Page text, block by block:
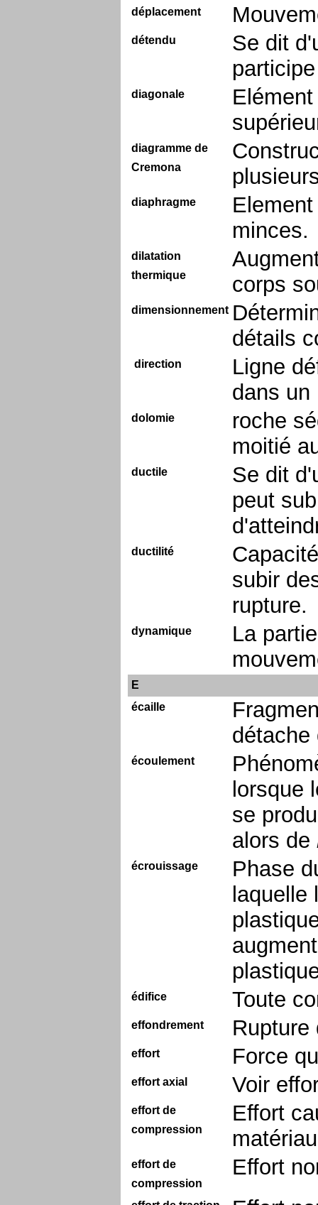
déplacement
détendu
Se dit
diagonale
diagramme de
Cremona
diaphragme
minces.
dilatation
thermique
corps
dimensionnement
détails
direction
Ligne
dans un
dolomie
roche
moitié
ductile
Se dit
peut
ductilité
subir
rupture.
dynamique
La
E
écaille
détache
écoulement
lorsque
se
alors de
écrouissage
Phase
édifice Toute
effondrement Rupture
effort Force
effort axial Voir
effort de
compression
Effort
effort de
compression
Effort